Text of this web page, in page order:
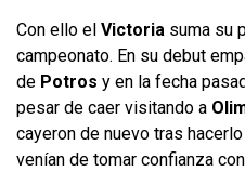
Con ello el Victoria suma su
campeonato. En su debut
de Potros y en la fecha
pesar de caer visitando a
cayeron de nuevo tras
venían de tomar confianza